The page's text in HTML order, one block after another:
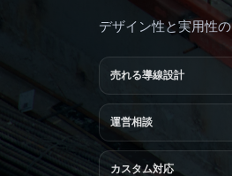
デザイン性と実用性
売れる導線設計
運営相談
カスタム対応